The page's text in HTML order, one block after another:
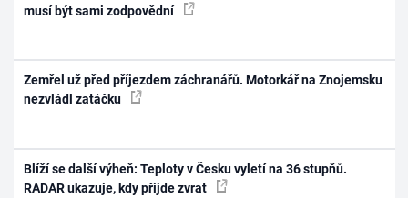
musí být sami zodpovědní
Zemřel už před příjezdem záchranářů. Motorkář na Znojemsku
nezvládl zatáčku
Blíží se další výheň: Teploty v Česku vyletí na 36 stupňů.
RADAR ukazuje, kdy přijde zvrat